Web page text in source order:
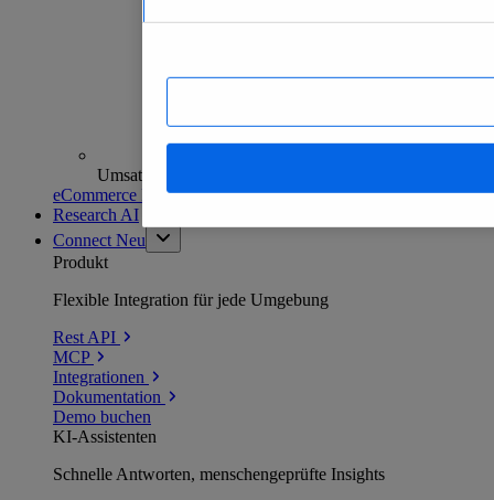
Umsatzanalysen und -prognosen
eCommerce Insights entdecken
Research AI
Connect Neu
Produkt
Flexible Integration für jede Umgebung
Rest API
MCP
Integrationen
Dokumentation
Demo buchen
KI-Assistenten
Schnelle Antworten, menschengeprüfte Insights